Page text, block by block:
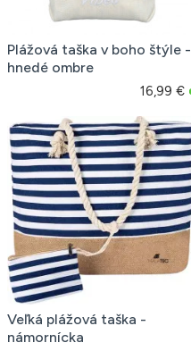
Plážová taška v boho štýle -
hnedé ombre
16,99 €
Veľká plážová taška -
námornícka